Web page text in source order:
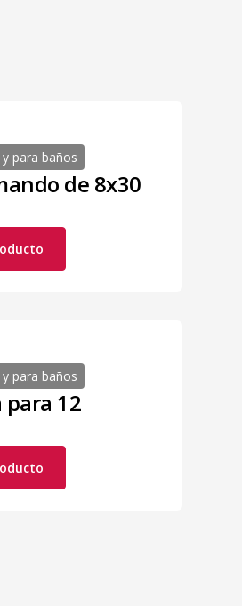
para baños
de 8x30
para baños
12